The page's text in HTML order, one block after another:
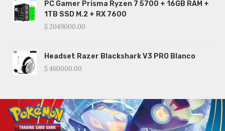
PC Gamer Prisma Ryzen 7 5700 + 16GB RAM +
1TB SSD M.2 + RX 7600
$ 2049000.00
Headset Razer Blackshark V3 PRO Blanco
$ 460000.00